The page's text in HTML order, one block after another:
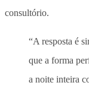
consultório.
“A resposta é
que a forma
a noite inteira